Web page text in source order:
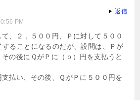
PM
、２，５００円、Ｐに対して５００
ることになるのだが、設問は、Ｐが
の後にＱがＰに（ｂ）円を支払うと
払い、その後、ＱがＰに５００円を
返信